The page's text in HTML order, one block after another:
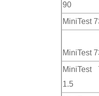
90
MiniTest
MiniTest
MiniTest
1.5